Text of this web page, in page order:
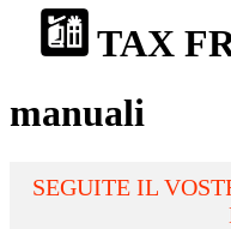
TAX
manuali
SEGUITE IL